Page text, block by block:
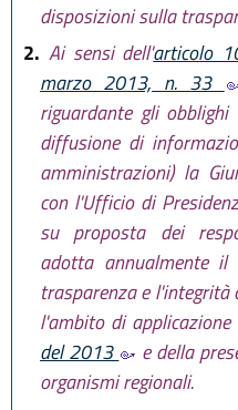
disposizioni sulla
2. Ai sensi dell'articolo
marzo 2013, n. 33
riguardante gli
diffusione di
amministrazioni) la
con l'Ufficio di
su proposta dei
adotta annualmente il
trasparenza e l'integrità
l'ambito di
del 2013
e della
organismi regionali.